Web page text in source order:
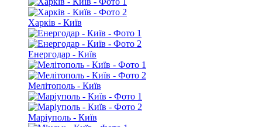
Харків - Київ
Енергодар - Київ
Мелітополь - Київ
Маріуполь - Київ